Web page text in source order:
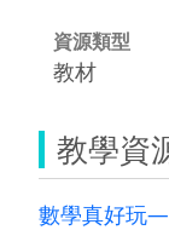
資源類型
教材
教學資
數學真好玩